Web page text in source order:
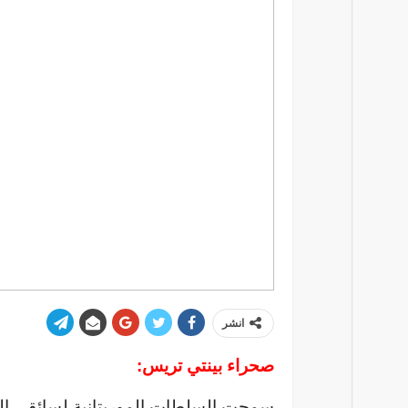
انشر
صحراء بينتي تريس: